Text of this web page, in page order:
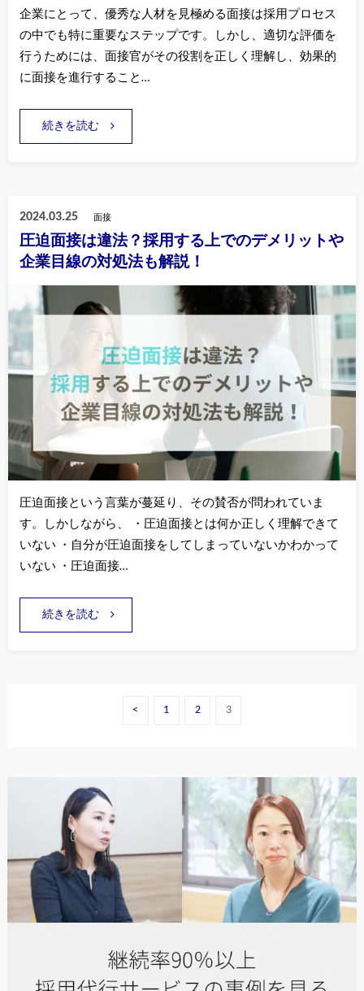
企業にとって、優秀な人材を見極める面接は採用プロセス
の中でも特に重要なステップです。しかし、適切な評価を
行うためには、面接官がその役割を正しく理解し、効果的
に面接を進行すること…
続きを読む
2024.03.25 面接
圧迫面接は違法？採用する上でのデメリットや
企業目線の対処法も解説！
圧迫面接という言葉が蔓延り、その賛否が問われていま
す。しかしながら、 ・圧迫面接とは何か正しく理解できて
いない ・自分が圧迫面接をしてしまっていないかわかって
いない ・圧迫面接…
続きを読む
< 1 2 3